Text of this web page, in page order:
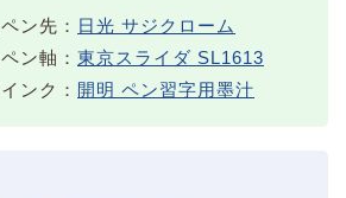
ン先： 日光 サジクローム
ン軸： 東京スライダ SL1613
ンク： 開明 ペン習字用墨汁